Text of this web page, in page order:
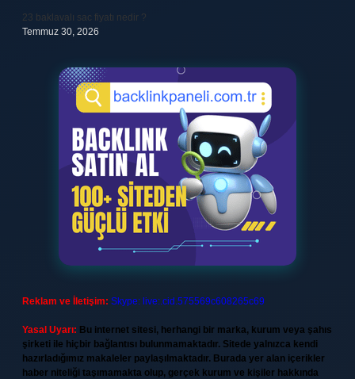
23 baklavalı sac fiyatı nedir ?
Temmuz 30, 2026
Reklam ve İletişim: Skype: live:.cid.575569c608265c69
Yasal Uyarı: Bu internet sitesi, herhangi bir marka, kurum veya şahıs
şirketi ile hiçbir bağlantısı bulunmamaktadır. Sitede yalnızca kendi
hazırladığımız makaleler paylaşılmaktadır. Burada yer alan içerikler
haber niteliği taşımamakta olup, gerçek kurum ve kişiler hakkında